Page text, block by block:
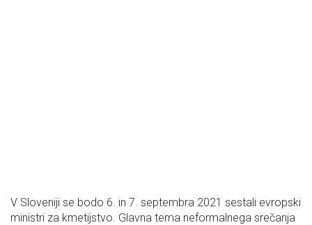
V Sloveniji se bodo 6. in 7. septembra 2021 sestali evropski
ministri za kmetijstvo. Glavna tema neformalnega srečanja